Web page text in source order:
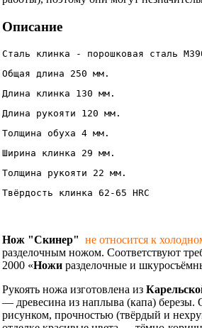
Описание
Сталь клинка - порошковая сталь
Общая длина 250 мм.
Длина клинка 130 мм.
Длина рукояти 120 мм.
Толщина обуха 4 мм.
Ширина клинка 29 мм.
Толщина рукояти 22 мм.
Твёрдость клинка 62-65 HRC
Нож "Скинер" не относится к
разделочным ножом. Соответствуют
2000 «Ножи разделочные и
Рукоять ножа изготовлена из
— древесина из наплыва (капа) березы.
рисунком, прочностью (твёрдый и